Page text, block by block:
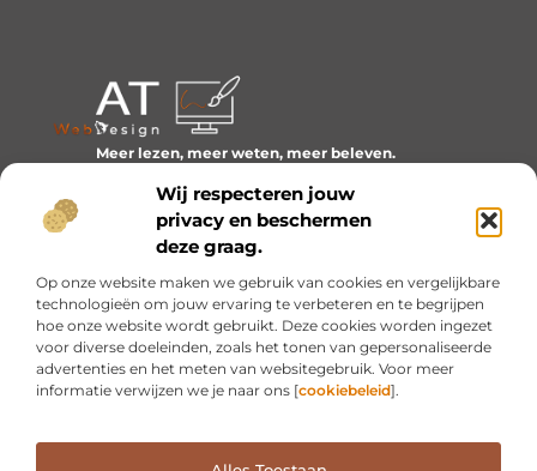
Wij respecteren jouw
privacy en beschermen
deze graag.
Op onze website maken we gebruik van cookies en vergelijkbare
technologieën om jouw ervaring te verbeteren en te begrijpen
hoe onze website wordt gebruikt. Deze cookies worden ingezet
voor diverse doeleinden, zoals het tonen van gepersonaliseerde
advertenties en het meten van websitegebruik. Voor meer
informatie verwijzen we je naar ons [cookiebeleid].
Meer lezen, meer weten, meer beleven.
het dagelijks leven boeiend maakt.
Bericht categorie
Onze informatie